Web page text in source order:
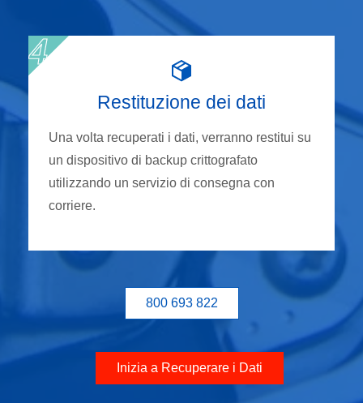
Restituzione dei dati
Una volta recuperati i dati, verranno restitui su
un dispositivo di backup crittografato
utilizzando un servizio di consegna con
corriere.
800 693 822
Inizia a Recuperare i Dati